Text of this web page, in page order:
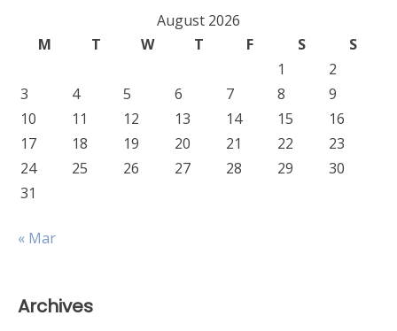
August 2026
M
T W T F S
S
1
2
3
4 5 6 7 8
9
10
11 12 13 14 15
16
17
18 19 20 21 22
23
24
25 26 27 28 29
30
31
« Mar
Archives